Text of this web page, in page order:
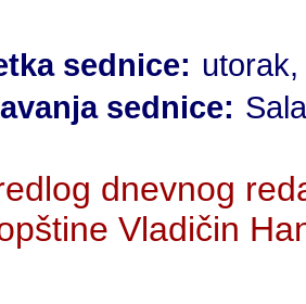
sednice:
sednice:
dnevnog
Vladičin